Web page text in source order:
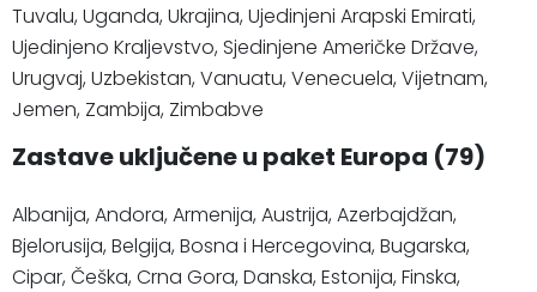
Tuvalu, Uganda, Ukrajina, Ujedinjeni Arapski Emirati,
Ujedinjeno Kraljevstvo, Sjedinjene Američke Države,
Urugvaj, Uzbekistan, Vanuatu, Venecuela, Vijetnam,
Jemen, Zambija, Zimbabve
Zastave uključene u paket Europa (79)
Albanija, Andora, Armenija, Austrija, Azerbajdžan,
Bjelorusija, Belgija, Bosna i Hercegovina, Bugarska,
Cipar, Češka, Crna Gora, Danska, Estonija, Finska,